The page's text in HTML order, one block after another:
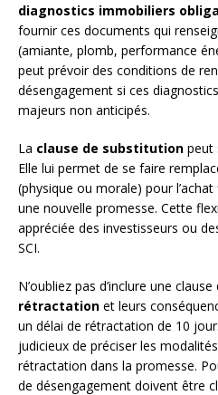
diagnostics immobiliers
fournir ces documents qui
(amiante, plomb, performance
peut prévoir des conditions de
désengagement si ces
majeurs non anticipés.
La clause de substitution peut
Elle lui permet de se faire
(physique ou morale) pour
une nouvelle promesse. Cette
appréciée des investisseurs ou
SCI.
N’oubliez pas d’inclure une
rétractation et leurs
un délai de rétractation de 10
judicieux de préciser les
rétractation dans la promesse.
de désengagement doivent être